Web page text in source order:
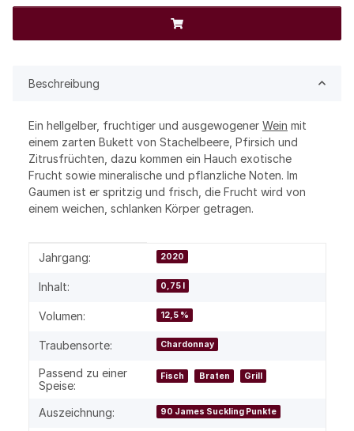
Beschreibung
Ein hellgelber, fruchtiger und ausgewogener Wein mit
einem zarten Bukett von Stachelbeere, Pfirsich und
Zitrusfrüchten, dazu kommen ein Hauch exotische
Frucht sowie mineralische und pflanzliche Noten. Im
Gaumen ist er spritzig und frisch, die Frucht wird von
einem weichen, schlanken Körper getragen.
Produkteigenschaft
Wert
Jahrgang: 2020
Inhalt: 0,75 l
Volumen: 12,5 %
Traubensorte: Chardonnay
Passend zu einer
Speise:
Fisch Braten Grill
Auszeichnung: 90 James Suckling Punkte